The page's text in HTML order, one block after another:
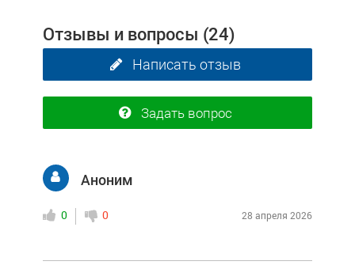
Отзывы и вопросы (24)
Написать отзыв
Задать вопрос
Аноним
0 0 28 апреля 2026